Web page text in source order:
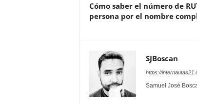
Cómo saber el número de
persona por el nombre
SJBoscan
https://
Samuel José